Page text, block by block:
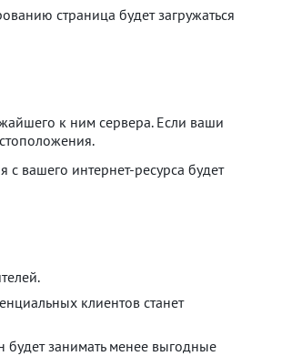
страница будет загружаться
к ним сервера. Если ваши
вашего интернет-ресурса будет
клиентов станет
будет занимать менее выгодные